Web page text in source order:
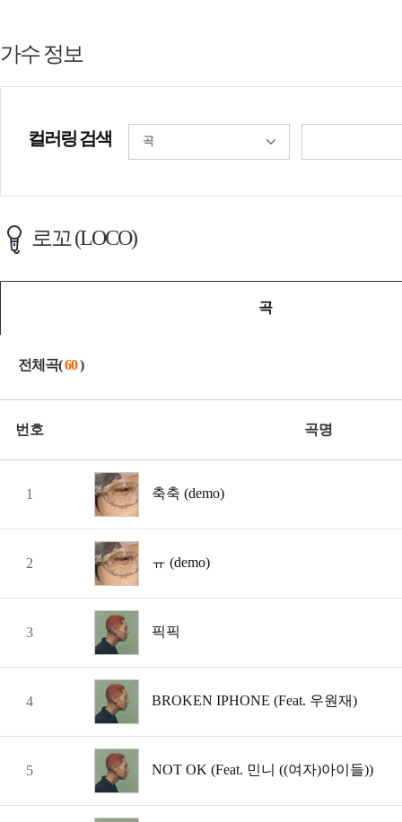
가수 정보
컬러링 검색 곡
로꼬 (LOCO)
곡
전체곡(60)
번호 곡명
1 축축 (demo)
2 ㅠ (demo)
3 픽픽
4 BROKEN IPHONE (Feat. 우원재)
5 NOT OK (Feat. 민니 ((여자)아이들))